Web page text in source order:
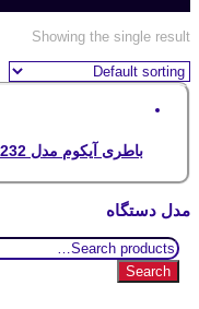
Showing the single result
باطری آیکوم مدل BP232
مدل دستگاه
Search
for:
Search